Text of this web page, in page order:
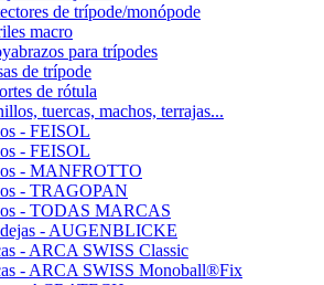
de trípode/monópode
macro
para trípodes
de trípode
de rótula
tuercas, machos, terrajas...
- FEISOL
- FEISOL
- MANFROTTO
- TRAGOPAN
- TODAS MARCAS
- AUGENBLICKE
- ARCA SWISS Classic
- ARCA SWISS Monoball®Fix